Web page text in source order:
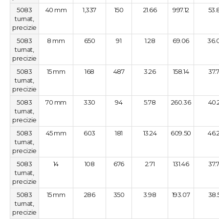
5083
turnat,
precizie
40 mm 1,337 150 21.66 997.12
5083
turnat,
precizie
8 mm 650 91 1.28 69.06
5083
turnat,
precizie
15 mm 168 487 3.26 158.14
5083
turnat,
precizie
70 mm 330 94 5.78 260.36
5083
turnat,
precizie
45 mm 603 181 13.24 609.50
5083
turnat,
precizie
14 108 676 2.71 131.46
5083
turnat,
precizie
15 mm 286 350 3.98 193.07